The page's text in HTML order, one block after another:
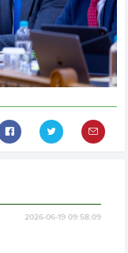
2026-06-19 09:58:09